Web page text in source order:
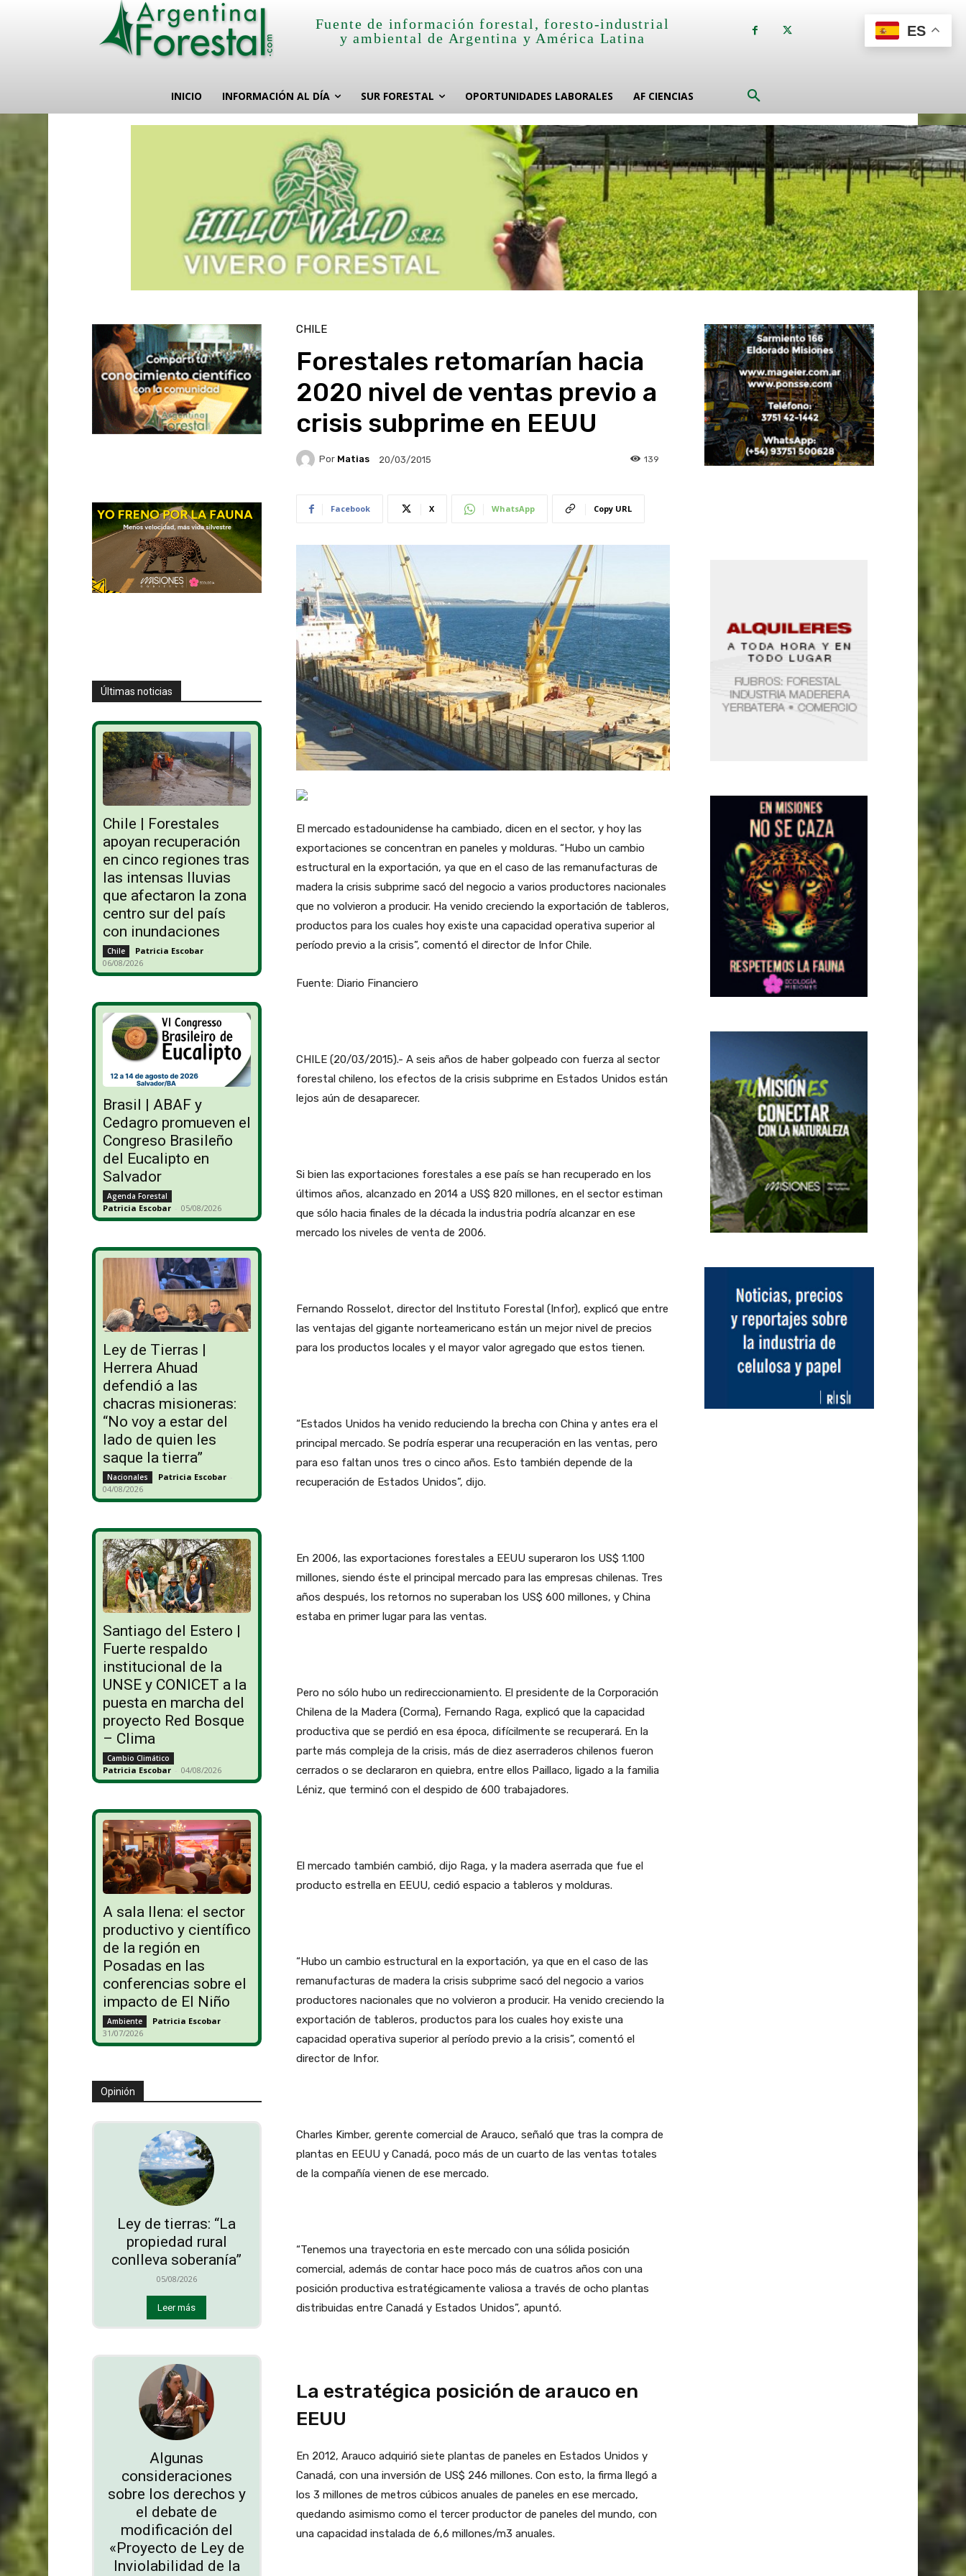
Fuente de información forestal, foresto-industrial
y ambiental de Argentina y América Latina
INICIO INFORMACIÓN AL DÍA SUR FORESTAL OPORTUNIDADES LABORALES AF CIENCIAS
Últimas noticias
Chile | Forestales
apoyan recuperación
en cinco regiones tras
las intensas lluvias
que afectaron la zona
centro sur del país
con inundaciones
Chile Patricia Escobar -
06/08/2026
Brasil | ABAF y
Cedagro promueven el
Congreso Brasileño
del Eucalipto en
Salvador
Agenda Forestal
Patricia Escobar - 05/08/2026
Ley de Tierras |
Herrera Ahuad
defendió a las
chacras misioneras:
“No voy a estar del
lado de quien les
saque la tierra”
Nacionales Patricia Escobar -
04/08/2026
Santiago del Estero |
Fuerte respaldo
institucional de la
UNSE y CONICET a la
puesta en marcha del
proyecto Red Bosque
– Clima
Cambio Climático
Patricia Escobar - 04/08/2026
A sala llena: el sector
productivo y científico
de la región en
Posadas en las
conferencias sobre el
impacto de El Niño
Ambiente Patricia Escobar -
31/07/2026
Opinión
Ley de tierras: “La
propiedad rural
conlleva soberanía”
05/08/2026
Leer más
Algunas
consideraciones
sobre los derechos y
el debate de
modificación del
«Proyecto de Ley de
Inviolabilidad de la
CHILE
Forestales retomarían hacia
2020 nivel de ventas previo a
crisis subprime en EEUU
Por Matias 20/03/2015 139
Facebook X WhatsApp Copy URL
El mercado estadounidense ha cambiado, dicen en el sector, y hoy las
exportaciones se concentran en paneles y molduras. “Hubo un cambio
estructural en la exportación, ya que en el caso de las remanufacturas de
madera la crisis subprime sacó del negocio a varios productores nacionales
que no volvieron a producir. Ha venido creciendo la exportación de tableros,
productos para los cuales hoy existe una capacidad operativa superior al
período previo a la crisis”, comentó el director de Infor Chile.
Fuente: Diario Financiero
CHILE (20/03/2015).- A seis años de haber golpeado con fuerza al sector
forestal chileno, los efectos de la crisis subprime en Estados Unidos están
lejos aún de desaparecer.
Si bien las exportaciones forestales a ese país se han recuperado en los
últimos años, alcanzado en 2014 a US$ 820 millones, en el sector estiman
que sólo hacia finales de la década la industria podría alcanzar en ese
mercado los niveles de venta de 2006.
Fernando Rosselot, director del Instituto Forestal (Infor), explicó que entre
las ventajas del gigante norteamericano están un mejor nivel de precios
para los productos locales y el mayor valor agregado que estos tienen.
“Estados Unidos ha venido reduciendo la brecha con China y antes era el
principal mercado. Se podría esperar una recuperación en las ventas, pero
para eso faltan unos tres o cinco años. Esto también depende de la
recuperación de Estados Unidos”, dijo.
En 2006, las exportaciones forestales a EEUU superaron los US$ 1.100
millones, siendo éste el principal mercado para las empresas chilenas. Tres
años después, los retornos no superaban los US$ 600 millones, y China
estaba en primer lugar para las ventas.
Pero no sólo hubo un redireccionamiento. El presidente de la Corporación
Chilena de la Madera (Corma), Fernando Raga, explicó que la capacidad
productiva que se perdió en esa época, difícilmente se recuperará. En la
parte más compleja de la crisis, más de diez aserraderos chilenos fueron
cerrados o se declararon en quiebra, entre ellos Paillaco, ligado a la familia
Léniz, que terminó con el despido de 600 trabajadores.
El mercado también cambió, dijo Raga, y la madera aserrada que fue el
producto estrella en EEUU, cedió espacio a tableros y molduras.
“Hubo un cambio estructural en la exportación, ya que en el caso de las
remanufacturas de madera la crisis subprime sacó del negocio a varios
productores nacionales que no volvieron a producir. Ha venido creciendo la
exportación de tableros, productos para los cuales hoy existe una
capacidad operativa superior al período previo a la crisis”, comentó el
director de Infor.
Charles Kimber, gerente comercial de Arauco, señaló que tras la compra de
plantas en EEUU y Canadá, poco más de un cuarto de las ventas totales
de la compañía vienen de ese mercado.
“Tenemos una trayectoria en este mercado con una sólida posición
comercial, además de contar hace poco más de cuatros años con una
posición productiva estratégicamente valiosa a través de ocho plantas
distribuidas entre Canadá y Estados Unidos”, apuntó.
La estratégica posición de arauco en
EEUU
En 2012, Arauco adquirió siete plantas de paneles en Estados Unidos y
Canadá, con una inversión de US$ 246 millones. Con esto, la firma llegó a
los 3 millones de metros cúbicos anuales de paneles en ese mercado,
quedando asimismo como el tercer productor de paneles del mundo, con
una capacidad instalada de 6,6 millones/m3 anuales.
ES